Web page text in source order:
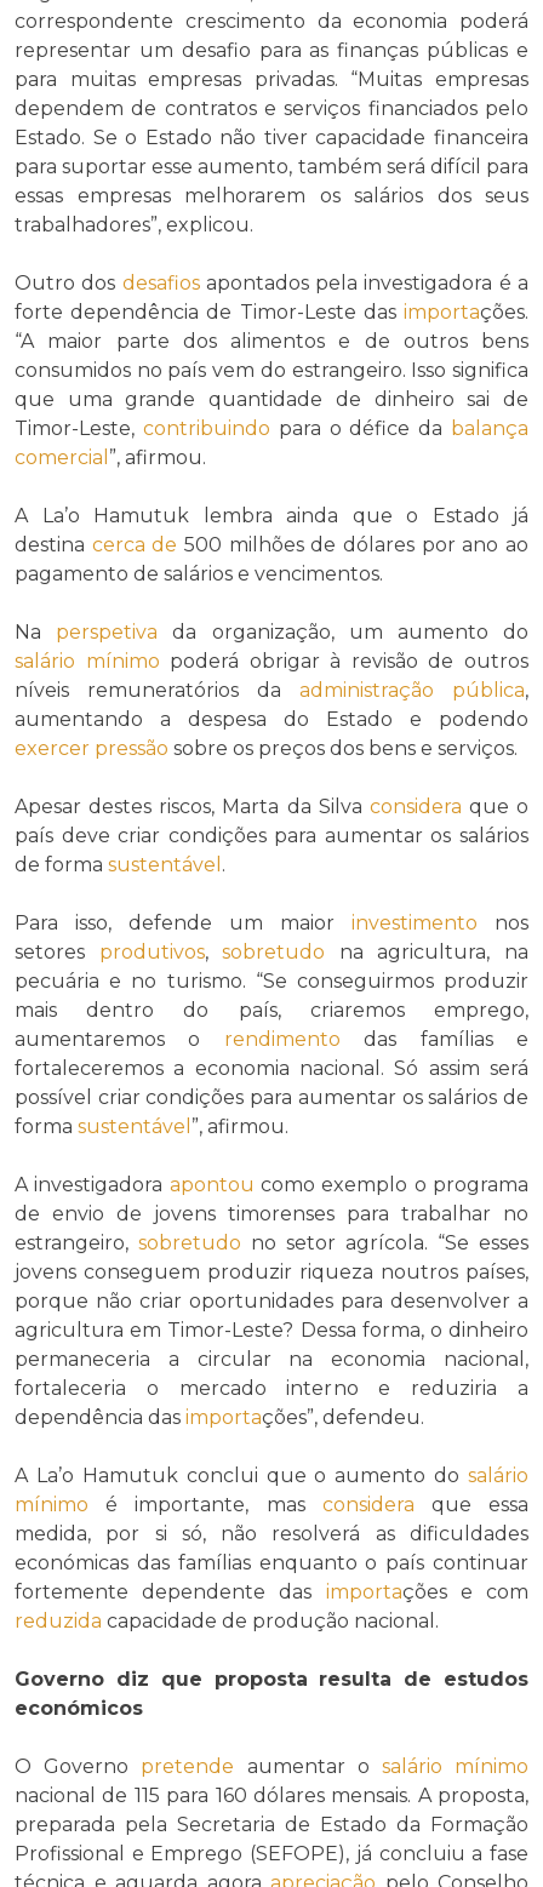
correspondente crescimento da economia poderá
representar um desafio para as finanças públicas e
para muitas empresas privadas. “Muitas empresas
dependem de contratos e serviços financiados pelo
Estado. Se o Estado não tiver capacidade financeira
para suportar esse aumento, também será difícil para
essas empresas melhorarem os salários dos seus
trabalhadores”, explicou.
Outro dos desafiosapontados pela investigadora é a
forte dependência de Timor-Leste das importações.
“A maior parte dos alimentos e de outros bens
consumidos no país vem do estrangeiro. Isso significa
que uma grande quantidade de dinheiro sai de
Timor-Leste, contribuindo para o défice da balança
comercial ”, afirmou.
A La’o Hamutuk lembra ainda que o Estado já
destina cerca de 500 milhões de dólares por ano ao
pagamento de salários e vencimentos.
Na perspetiva da organização, um aumento do
salário mínimo poderá obrigar à revisão de outros
níveis remuneratórios da administração pública,
aumentando a despesa do Estado e podendo
exercer pressão sobre os preços dos bens e serviços.
Apesar destes riscos, Marta da Silva considera que o
país deve criar condições para aumentar os salários
de forma sustentável .
Para isso, defende um maior investimento nos
setores produtivos,sobretudo na agricultura, na
pecuária e no turismo. “Se conseguirmos produzir
mais dentro do país, criaremos emprego,
aumentaremos o rendimento das famílias e
fortaleceremos a economia nacional. Só assim será
possível criar condições para aumentar os salários de
forma sustentável ”, afirmou.
A investigadora apontou como exemplo o programa
de envio de jovens timorenses para trabalhar no
estrangeiro, sobretudo no setor agrícola. “Se esses
jovens conseguem produzir riqueza noutros países,
porque não criar oportunidades para desenvolver a
agricultura em Timor-Leste? Dessa forma, o dinheiro
permaneceria a circular na economia nacional,
fortaleceria o mercado interno e reduziria a
dependência das importações”, defendeu.
A La’o Hamutuk conclui que o aumento do salário
mínimo é importante, mas considera que essa
medida, por si só, não resolverá as dificuldades
económicas das famílias enquanto o país continuar
fortemente dependente das importações e com
reduzida capacidade de produção nacional.
Governo diz que proposta resulta de estudos
económicos
O Governo pretende aumentar o salário mínimo
nacional de 115 para 160 dólares mensais. A proposta,
preparada pela Secretaria de Estado da Formação
Profissional e Emprego (SEFOPE), já concluiu a fase